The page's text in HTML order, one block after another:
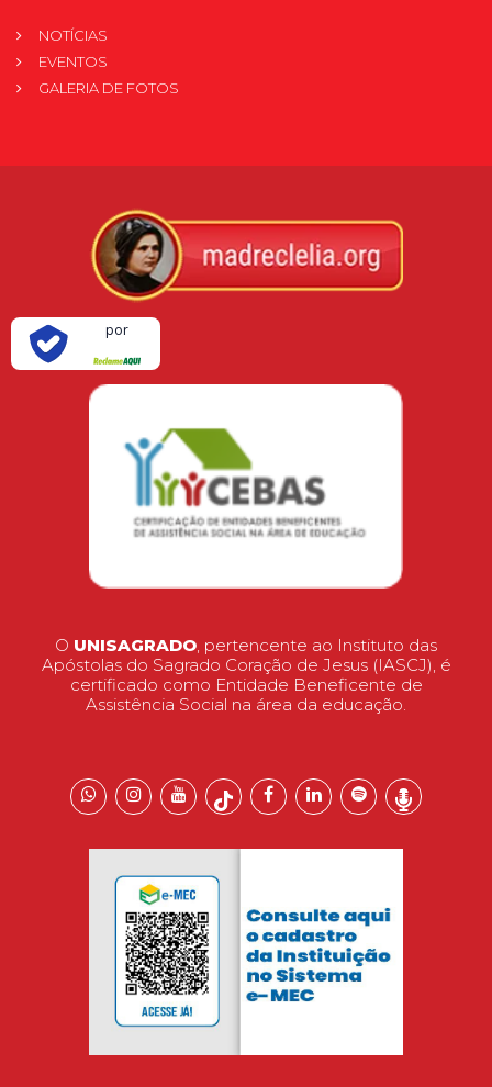
NOTÍCIAS
EVENTOS
GALERIA DE FOTOS
por
O UNISAGRADO, pertencente ao Instituto das
Apóstolas do Sagrado Coração de Jesus (IASCJ), é
certificado como Entidade Beneficente de
Assistência Social na área da educação.